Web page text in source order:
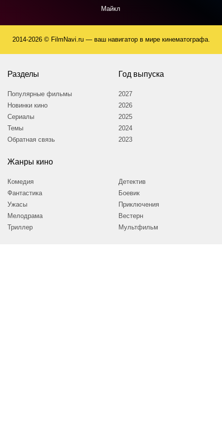
Майкл
2014-2026 © FilmNavi.ru — ваш навигатор в мире кинематографа.
Разделы
Популярные фильмы
Новинки кино
Сериалы
Темы
Обратная связь
Год выпуска
2027
2026
2025
2024
2023
Жанры кино
Комедия
Фантастика
Ужасы
Мелодрама
Триллер
Детектив
Боевик
Приключения
Вестерн
Мультфильм